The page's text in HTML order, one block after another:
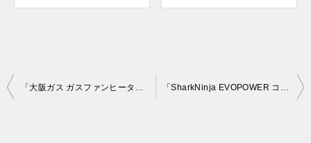
投
「大阪ガス ガスファンヒーター 都市ガス13A用 140-6063 グレージュ」を大阪市城東区で買取(11月26日) 「SharkNinja EVOPOWER コードレスハンディクリーナー WV251JLS」を大阪府池田市で買取(12月4日)